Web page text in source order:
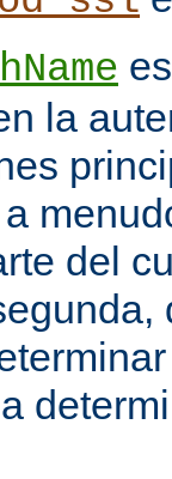
la
del